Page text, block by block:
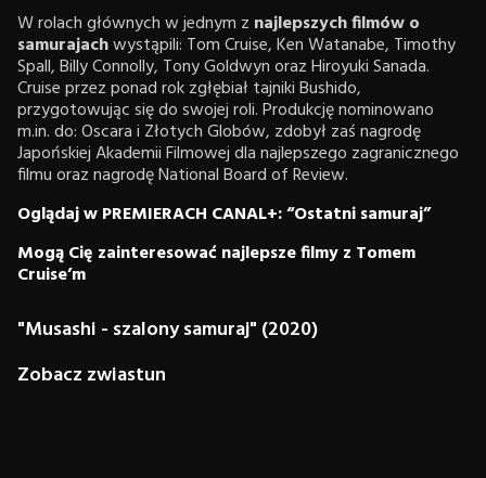
W rolach głównych w jednym z najlepszych filmów o
samurajachwystąpili: Tom Cruise, Ken Watanabe, Timothy
Spall, Billy Connolly, Tony Goldwyn oraz Hiroyuki Sanada.
Cruise przez ponad rok zgłębiał tajniki Bushido,
przygotowując się do swojej roli. Produkcję nominowano
m.in. do: Oscara i Złotych Globów, zdobył zaś nagrodę
Japońskiej Akademii Filmowej dla najlepszego zagranicznego
filmu oraz nagrodę National Board of Review.
Oglądaj w PREMIERACH CANAL+: “Ostatni samuraj”
Mogą Cię zainteresować najlepsze filmy z Tomem
Cruise’m
"Musashi - szalony samuraj" (2020)
Zobacz zwiastun